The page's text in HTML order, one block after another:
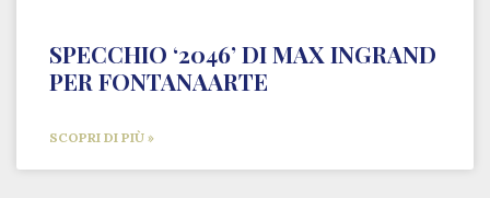
SPECCHIO ‘2046’ DI MAX INGRAND
PER FONTANAARTE
SCOPRI DI PIÙ »